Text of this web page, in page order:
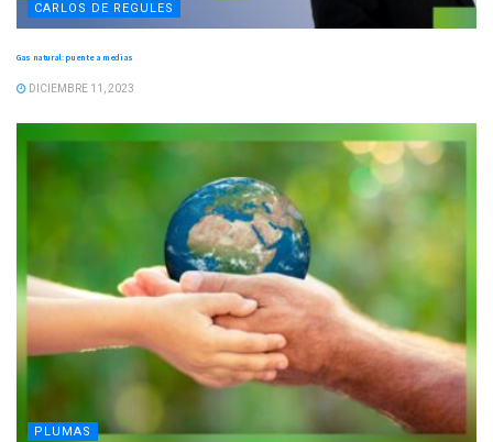
CARLOS DE REGULES
Gas natural: puente a medias
DICIEMBRE 11, 2023
PLUMAS